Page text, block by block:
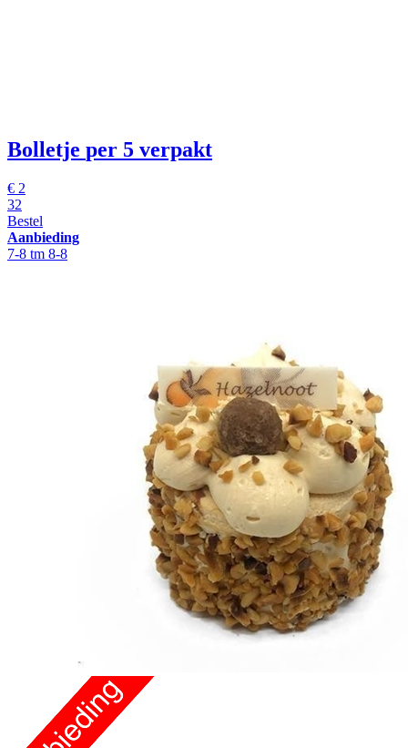
Bolletje per 5 verpakt
€ 2
32
Bestel
Aanbieding
7-8 tm 8-8